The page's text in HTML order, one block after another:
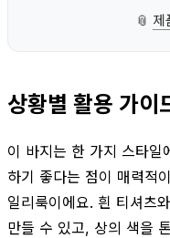
📎 제
상황별 활용 가이
이 바지는 한 가지 스타일
하기 좋다는 점이 매력적
일리룩이에요. 흰 티셔츠
만들 수 있고, 상의 색을